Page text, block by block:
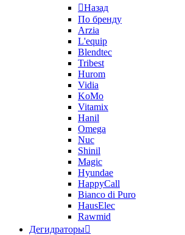
Назад
По бренду
Arzia
L'equip
Blendtec
Tribest
Hurom
Vidia
KoMo
Vitamix
Hanil
Omega
Nuc
Shinil
Magic
Hyundae
HappyCall
Bianco di Puro
HausElec
Rawmid
Дегидраторы